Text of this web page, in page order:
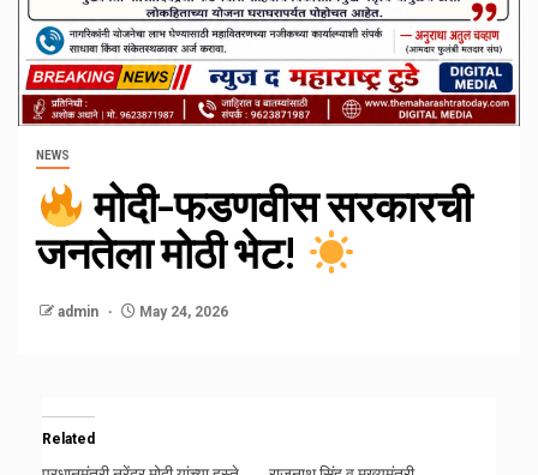
NEWS
मोदी-फडणवीस सरकारची
जनतेला मोठी भेट!
admin May 24, 2026
Related